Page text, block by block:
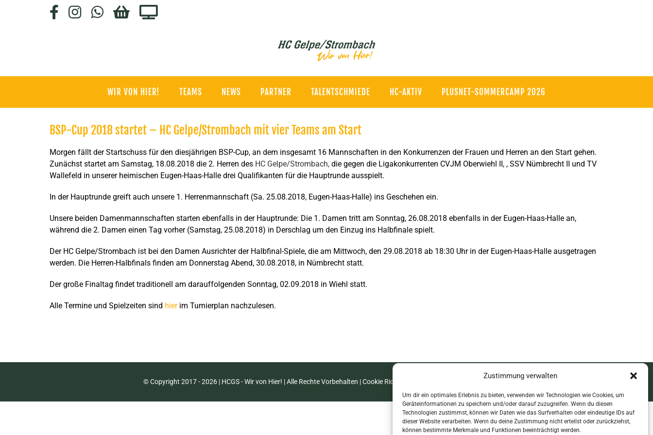
Zustimmung verwalten
Um dir ein optimales Erlebnis zu bieten, verwenden wir Technologien wie Cookies, um
Geräteinformationen zu speichern und/oder darauf zuzugreifen. Wenn du diesen
Technologien zustimmst, können wir Daten wie das Surfverhalten oder eindeutige IDs auf
dieser Website verarbeiten. Wenn du deine Zustimmung nicht erteilst oder zurückziehst,
können bestimmte Merkmale und Funktionen beeinträchtigt werden.
Facebook
Instagram
WhatsApp
HC-Staige.tv
WIR VON HIER! TEAMS NEWS PARTNER TALENTSCHMIEDE HC-AKTIV PLUSNET-SOMMERCAMP 2026
BSP-Cup 2018 startet – HC Gelpe/Strombach mit vier Teams am Start
Morgen fällt der Startschuss für den diesjährigen BSP-Cup, an dem insgesamt 16 Mannschaften in den Konkurrenzen der Frauen und Herren an den Start gehen.
Zunächst startet am Samstag, 18.08.2018 die 2. Herren des HC Gelpe/Strombach, die gegen die Ligakonkurrenten CVJM Oberwiehl II, , SSV Nümbrecht II und TV
Wallefeld in unserer heimischen Eugen-Haas-Halle drei Qualifikanten für die Hauptrunde ausspielt.
In der Hauptrunde greift auch unsere 1. Herrenmannschaft (Sa. 25.08.2018, Eugen-Haas-Halle) ins Geschehen ein.
Unsere beiden Damenmannschaften starten ebenfalls in der Hauptrunde: Die 1. Damen tritt am Sonntag, 26.08.2018 ebenfalls in der Eugen-Haas-Halle an,
während die 2. Damen einen Tag vorher (Samstag, 25.08.2018) in Derschlag um den Einzug ins Halbfinale spielt.
Der HC Gelpe/Strombach ist bei den Damen Ausrichter der Halbfinal-Spiele, die am Mittwoch, den 29.08.2018 ab 18:30 Uhr in der Eugen-Haas-Halle ausgetragen
werden. Die Herren-Halbfinals finden am Donnerstag Abend, 30.08.2018, in Nümbrecht statt.
Der große Finaltag findet traditionell am darauffolgenden Sonntag, 02.09.2018 in Wiehl statt.
Alle Termine und Spielzeiten sind hierim Turnierplan nachzulesen.
© Copyright 2017 -2026 | HCGS - Wir von Hier! | Alle Rechte Vorbehalten |Cookie Richtlinie (EU)